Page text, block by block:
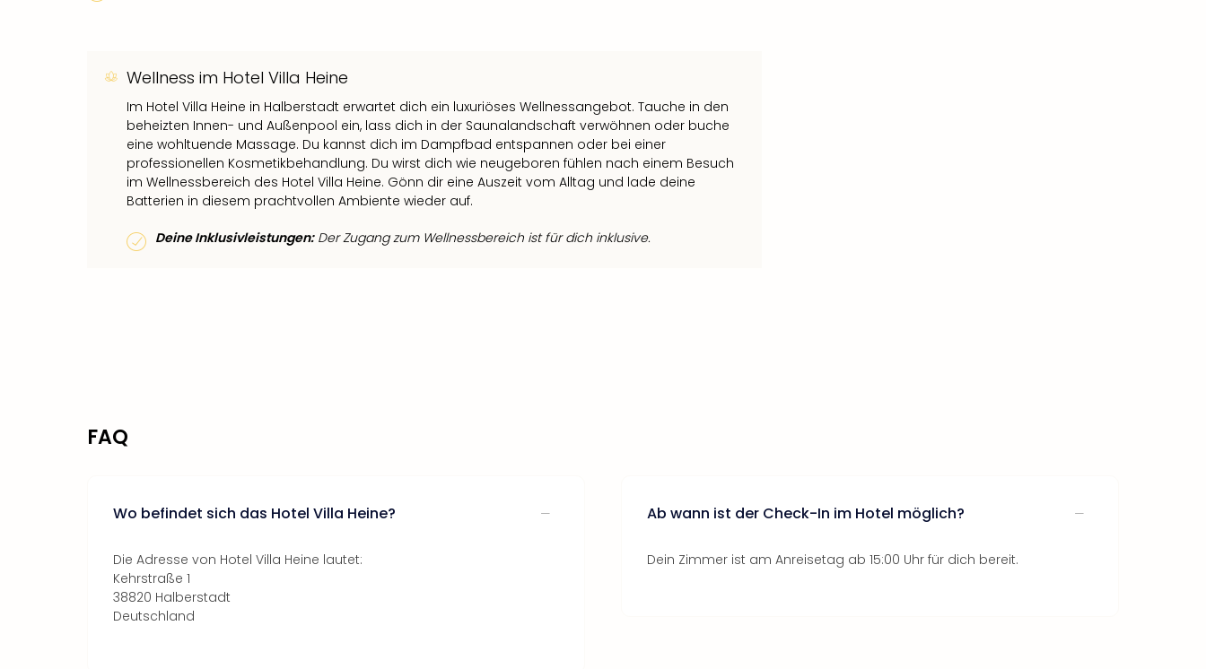
Wellness im Hotel Villa Heine
Im Hotel Villa Heine in Halberstadt erwartet dich ein luxuriöses Wellnessangebot. Tauche in den
beheizten Innen- und Außenpool ein, lass dich in der Saunalandschaft verwöhnen oder buche
eine wohltuende Massage. Du kannst dich im Dampfbad entspannen oder bei einer
professionellen Kosmetikbehandlung. Du wirst dich wie neugeboren fühlen nach einem Besuch
im Wellnessbereich des Hotel Villa Heine. Gönn dir eine Auszeit vom Alltag und lade deine
Batterien in diesem prachtvollen Ambiente wieder auf.
Deine Inklusivleistungen:Der Zugang zum Wellnessbereich ist für dich inklusive.
FAQ
Wo befindet sich das Hotel Villa Heine?
Die Adresse von Hotel Villa Heine lautet:
Kehrstraße 1
38820 Halberstadt
Deutschland
Ab wann ist der Check-In im Hotel möglich?
Dein Zimmer ist am Anreisetag ab 15:00 Uhr für dich bereit.